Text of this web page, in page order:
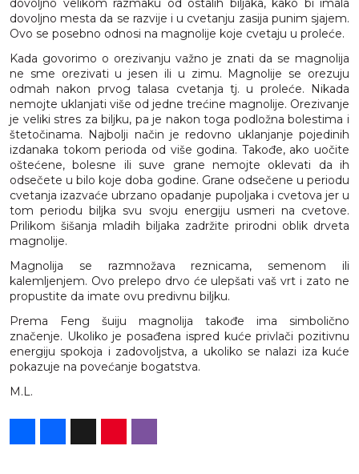
dovoljno velikom razmaku od ostalih biljaka, kako bi imala
dovoljno mesta da se razvije i u cvetanju zasija punim sjajem.
Ovo se posebno odnosi na magnolije koje cvetaju u proleće.
Kada govorimo o orezivanju važno je znati da se magnolija
ne sme orezivati u jesen ili u zimu. Magnolije se orezuju
odmah nakon prvog talasa cvetanja tj. u proleće. Nikada
nemojte uklanjati više od jedne trećine magnolije. Orezivanje
je veliki stres za biljku, pa je nakon toga podložna bolestima i
štetočinama. Najbolji način je redovno uklanjanje pojedinih
izdanaka tokom perioda od više godina. Takođe, ako uočite
oštećene, bolesne ili suve grane nemojte oklevati da ih
odsečete u bilo koje doba godine. Grane odsečene u periodu
cvetanja izazvaće ubrzano opadanje pupoljaka i cvetova jer u
tom periodu biljka svu svoju energiju usmeri na cvetove.
Prilikom šišanja mladih biljaka zadržite prirodni oblik drveta
magnolije.
Magnolija se razmnožava reznicama, semenom ili
kalemljenjem. Ovo prelepo drvo će ulepšati vaš vrt i zato ne
propustite da imate ovu predivnu biljku.
Prema Feng šuiju magnolija takođe ima simbolično
značenje. Ukoliko je posađena ispred kuće privlači pozitivnu
energiju spokoja i zadovoljstva, a ukoliko se nalazi iza kuće
pokazuje na povećanje bogatstva.
M.L.